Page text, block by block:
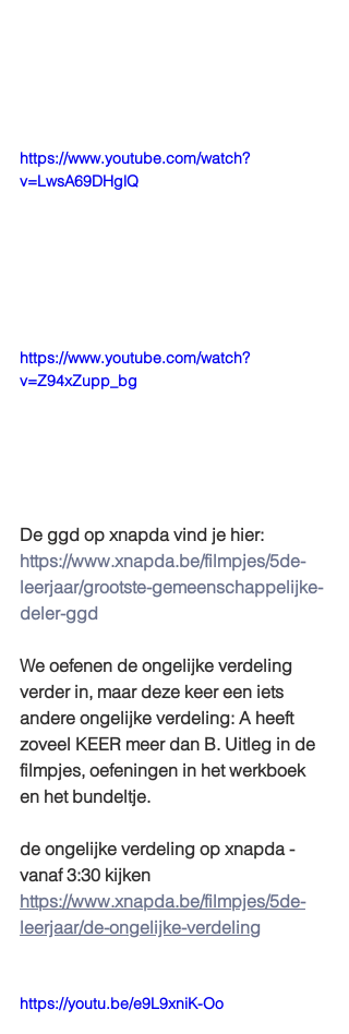
https://www.youtube.com/watch?
v=LwsA69DHglQ
https://www.youtube.com/watch?
v=Z94xZupp_bg
De ggd op xnapda vind je hier:
https://www.xnapda.be/filmpjes/5de-
leerjaar/grootste-gemeenschappelijke-
deler-ggd
We oefenen de ongelijke verdeling
verder in, maar deze keer een iets
andere ongelijke verdeling: A heeft
zoveel KEER meer dan B. Uitleg in de
filmpjes, oefeningen in het werkboek
en het bundeltje.
de ongelijke verdeling op xnapda -
vanaf 3:30 kijken
https://www.xnapda.be/filmpjes/5de-
leerjaar/de-ongelijke-verdeling
https://youtu.be/e9L9xniK-Oo